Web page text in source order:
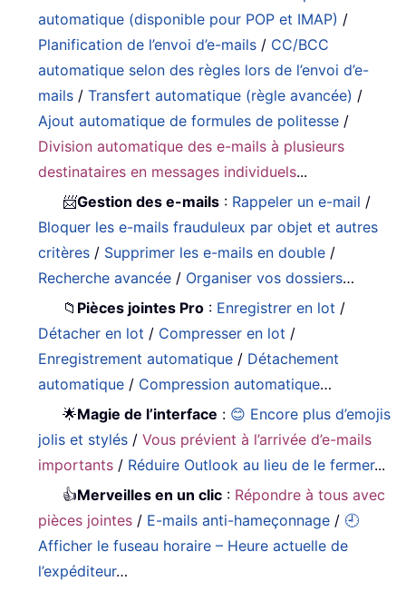
automatique (disponible pour POP et IMAP) /
Planification de l’envoi d’e-mails / CC/BCC
automatique selon des règles lors de l’envoi d’e-
mails /Transfert automatique (règle avancée) /
Ajout automatique de formules de politesse /
Division automatique des e-mails à plusieurs
destinataires en messages individuels...
📨Gestion des e-mails : Rappeler un e-mail /
Bloquer les e-mails frauduleux par objet et autres
critères / Supprimer les e-mails en double /
Recherche avancée / Organiser vos dossiers…
📁 Pièces jointes Pro : Enregistrer en lot /
Détacher en lot / Compresser en lot /
Enregistrement automatique / Détachement
automatique / Compression automatique…
🌟Magie de l’interface : 😊 Encore plus d’emojis
jolis et stylés /Vous prévient à l’arrivée d’e-mails
importants / Réduire Outlook au lieu de le fermer...
👍Merveilles en un clic : Répondre à tous avec
pièces jointes / E-mails anti-hameçonnage / 🕘
Afficher le fuseau horaire – Heure actuelle de
l’expéditeur…